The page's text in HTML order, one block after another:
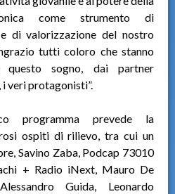
come strumento di
di valorizzazione del nostro
tutti coloro che stanno
questo sogno, dai partner
veri protagonisti”.
programma prevede la
ospiti di rilievo, tra cui un
Savino Zaba, Podcap 73010
+ Radio iNext, Mauro De
Guida, Leonardo